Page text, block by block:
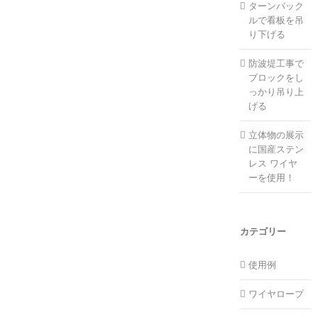
ターンバック
ルで看板を吊
り下げる
防波堤工事で
ブロックをし
っかり吊り上
げる
立体物の展示
に国産ステン
レス ワイヤ
ーを使用！
カテゴリー
使用例
ワイヤロープ